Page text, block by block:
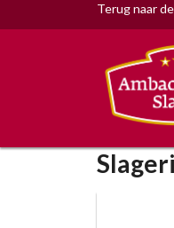
Terug naar